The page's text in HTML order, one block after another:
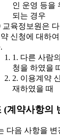
인 운영 등을
되는 경우
육정보원은 다
신청에 대하
1. 다른 사람
청을 하였을
2. 이용계약
재하였을 때
(계약사항의
다음 사항을 변